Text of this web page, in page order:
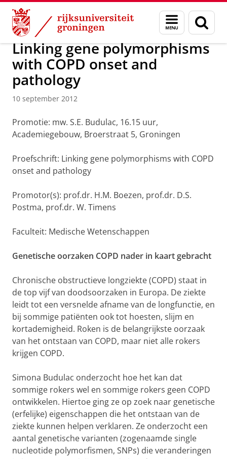
Skip
Content
Skip
Navigation
Menu
en
zoeken
Over ons Actueel Nieuws Nieuwsberichten
Linking gene polymorphisms
with COPD onset and
pathology
10 september 2012
Promotie: mw. S.E. Budulac, 16.15 uur,
Academiegebouw, Broerstraat 5, Groningen
Proefschrift: Linking gene polymorphisms with COPD
onset and pathology
Promotor(s): prof.dr. H.M. Boezen, prof.dr. D.S.
Postma, prof.dr. W. Timens
Faculteit: Medische Wetenschappen
Genetische oorzaken COPD nader in kaart gebracht
Chronische obstructieve longziekte (COPD) staat in
de top vijf van doodsoorzaken in Europa. De ziekte
leidt tot een versnelde afname van de longfunctie, en
bij sommige patiënten ook tot hoesten, slijm en
kortademigheid. Roken is de belangrijkste oorzaak
van het ontstaan van COPD, maar niet alle rokers
krijgen COPD.
Simona Budulac onderzocht hoe het kan dat
sommige rokers wel en sommige rokers geen COPD
ontwikkelen. Hiertoe ging ze op zoek naar genetische
(erfelijke) eigenschappen die het ontstaan van de
ziekte kunnen helpen verklaren. Ze onderzocht een
aantal genetische varianten (zogenaamde single
nucleotide polymorfismen, SNPs) die veranderingen